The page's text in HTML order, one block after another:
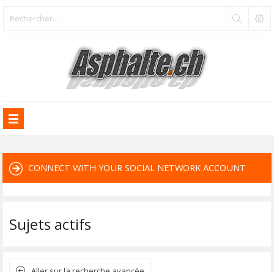
CONNECT WITH YOUR SOCIAL NETWORK ACCOUNT
Sujets actifs